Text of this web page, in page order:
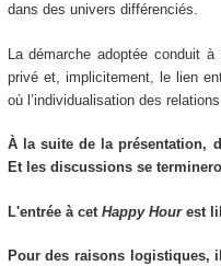
dans des univers différenciés.
La démarche adoptée conduit
privé et, implicitement, le lien
où l’individualisation des
À la suite de la présentation,
Et les discussions se
L'entrée à cet Happy Hourest
Pour des raisons logistiques,